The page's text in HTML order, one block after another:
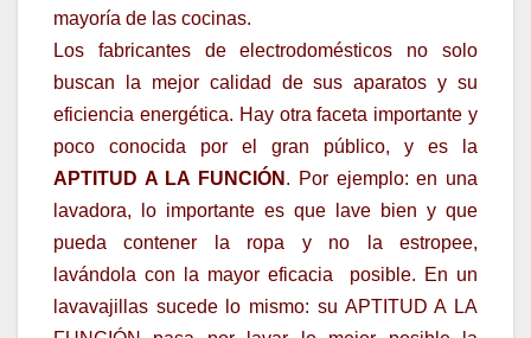
mayoría de las cocinas.
Los fabricantes de electrodomésticos no solo
buscan la mejor calidad de sus aparatos y su
eficiencia energética. Hay otra faceta importante y
poco conocida por el gran público, y es la
APTITUD A LA FUNCIÓN . Por ejemplo: en una
lavadora, lo importante es que lave bien y que
pueda contener la ropa y no la estropee,
lavándola con la mayor eficacia posible. En un
lavavajillas sucede lo mismo: su APTITUD A LA